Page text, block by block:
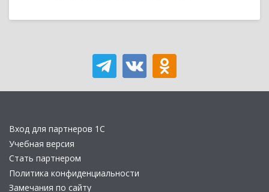
Вход для партнеров 1С
Учебная версия
Стать партнером
Политика конфиденциальности
Замечания по сайту